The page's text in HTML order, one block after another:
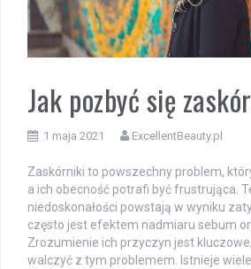
Jak pozbyć się
1 maja 2021 ExcellentBeauty.pl
Zaskórniki to powszechny problem,
a ich obecność potrafi być frustrująca.
niedoskonałości powstają w wyniku
często jest efektem nadmiaru sebum
Zrozumienie ich przyczyn jest
walczyć z tym problemem. Istnieje